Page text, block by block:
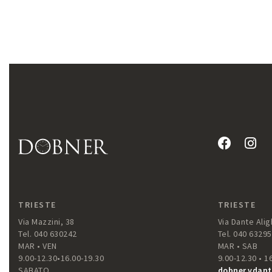
TRIESTE
Via Mazzini, 38
Tel. 040 630242
MAR • VEN
9.00-12.30•16.00-19.30
TRIESTE
Via Dante
Tel. 040
MAR • SAB
9.00-12.30 •